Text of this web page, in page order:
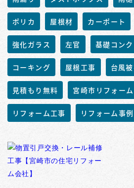
ポリカ 屋根材 カーポート
強化ガラス 左官 基礎コン
コーキング 屋根工事 台風
見積もり無料 宮崎市リフォーム
リフォーム工事 リフォーム事例